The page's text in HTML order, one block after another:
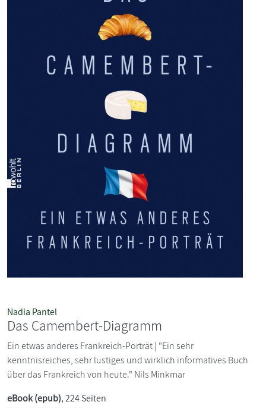
Nadia Pantel
Das Camembert-Diagramm
Ein etwas anderes Frankreich-Porträt | "Ein sehr
kenntnisreiches, sehr lustiges und wirklich informatives Buch
über das Frankreich von heute." Nils Minkmar
eBook (epub), 224 Seiten